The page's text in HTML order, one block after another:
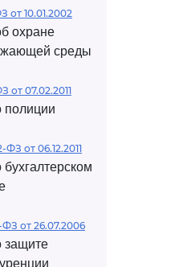
от 10.01.2002
охране
среды
от 07.02.2011
полиции
ФЗ от 06.12.2011
ФЗ от 26.07.2006
защите